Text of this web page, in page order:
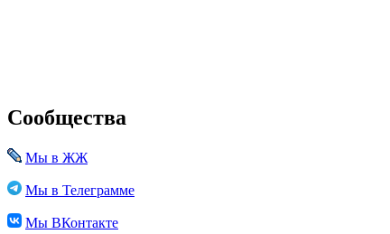
Сообщества
Мы в ЖЖ
Мы в Телеграмме
Мы ВКонтакте